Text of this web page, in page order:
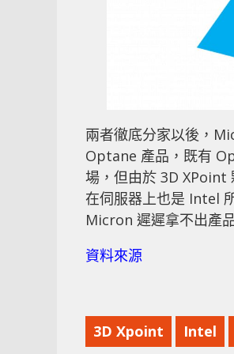
兩者徹底分家以後，
Optane 產品，既有
場，但由於 3D XPoint
在伺服器上也是 Intel
Micron 遲遲拿不出產
資料來源
3D Xpoint Intel